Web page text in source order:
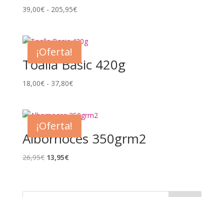
39,00€ - 205,95€Rango
desde
hasta
¡Oferta!
Toalla Basic 420g
18,00€ - 37,80€Rango
desde
hasta
¡Oferta!
Albornoces 350grm2
26,95€ El
era:
13,95€El
es: